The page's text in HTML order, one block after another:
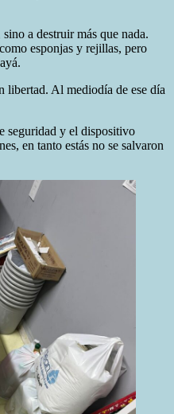
a destruir más que nada.
esponjas y rejillas, pero
libertad. Al mediodía de ese día
seguridad y el dispositivo
en tanto estás no se salvaron